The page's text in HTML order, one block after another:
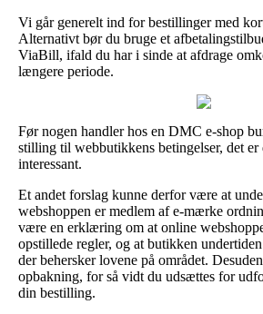
Vi går generelt ind for bestillinger med
Alternativt bør du bruge et
ViaBill, ifald du har i sinde at afdrage
længere periode.
Før nogen handler hos en DMC e-shop
stilling til webbutikkens betingelser, det
interessant.
Et andet forslag kunne derfor være at
webshoppen er medlem af e-mærke
være en erklæring om at online
opstillede regler, og at butikken
der behersker lovene på området.
opbakning, for så vidt du udsættes for
din bestilling.